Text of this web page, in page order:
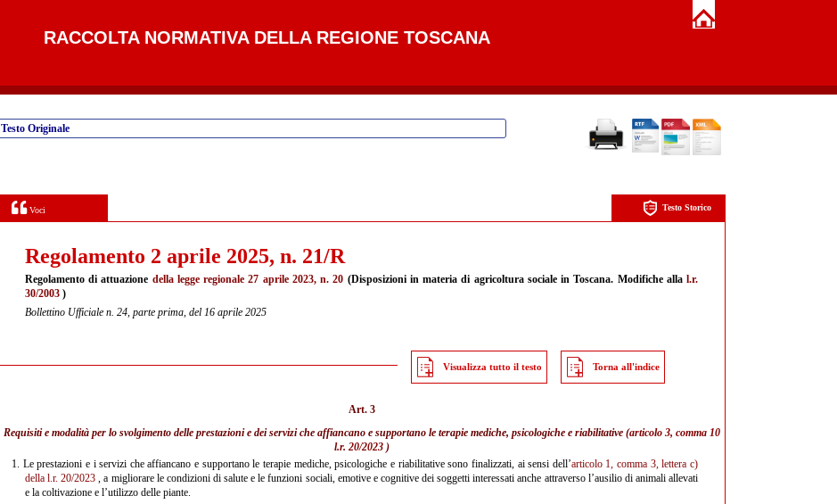
RACCOLTA NORMATIVA DELLA REGIONE TOSCANA
Testo Originale
Voci Testo Storico
Regolamento 2 aprile 2025, n. 21/R
Regolamento di attuazione della legge regionale 27 aprile 2023, n. 20 (Disposizioni in materia di agricoltura sociale in Toscana. Modifiche allal.r.
30/2003 )
Bollettino Ufficiale n. 24, parte prima, del 16 aprile 2025
Visualizza tutto il testo Torna all'indice
Art. 3
Requisiti e modalità per lo svolgimento delle prestazioni e dei servizi che affiancano e supportano le terapie mediche, psicologiche e riabilitative (articolo 3, comma 10
l.r. 20/2023)
1. Le prestazioni e i servizi che affiancano e supportano le terapie mediche, psicologiche e riabilitative sono finalizzati, ai sensi dell’articolo 1, comma 3, lettera c)
della l.r. 20/2023 , a migliorare le condizioni di salute e le funzioni sociali, emotive e cognitive dei soggetti interessati anche attraverso l’ausilio di animali allevati
e la coltivazione e l’utilizzo delle piante.